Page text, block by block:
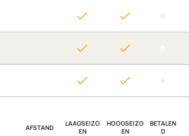
AFSTAND
LAAGSEIZO
EN
HOOGSEIZO
EN
BETALEN
D